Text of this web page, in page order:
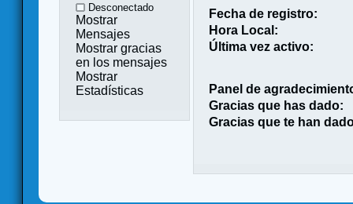
Desconectado
Mostrar
Mensajes
Mostrar gracias
en los mensajes
Mostrar
Estadísticas
Fecha de registro:
Hora Local:
Última vez activo:
Panel de
Gracias que has dado:
Gracias que te han